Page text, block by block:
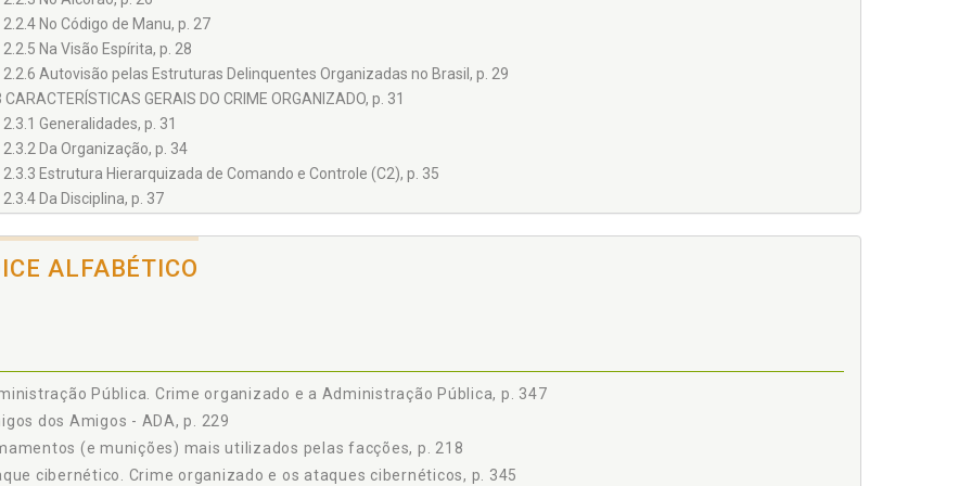
2.2.4 No Código de Manu, p. 27
2.2.5 Na Visão Espírita, p. 28
2.2.6 Autovisão pelas Estruturas Delinquentes Organizadas no Brasil, p. 29
CARACTERÍSTICAS GERAIS DO CRIME ORGANIZADO, p. 31
2.3.1 Generalidades, p. 31
2.3.2 Da Organização, p. 34
2.3.3 Estrutura Hierarquizada de Comando e Controle (C2), p. 35
2.3.4 Da Disciplina, p. 37
2.3.7 O Paralelismo, p. 45
2.3.11 O Lucro, p. 53
2.3.12 Desintegração das Estruturas Sociais, p. 55
2.3.13 Da Simbologia, p. 56
EVOLUÇÃO HISTÓRICA: CRESCIMENTO DA CRIMINALIDADE ORGANIZADA NO BRASIL, p. 59
CLASSIFICAÇÕES (CRITÉRIOS PARA CLASSIFICAÇÃO) DAS ATIVIDADES CRIMINOSAS, p. 73
ALFABÉTICO
Pública. Crime organizado e a Administração Pública, p. 347
dos Amigos - ADA, p. 229
(e munições) mais utilizados pelas facções, p. 218
cibernético. Crime organizado e os ataques cibernéticos, p. 345